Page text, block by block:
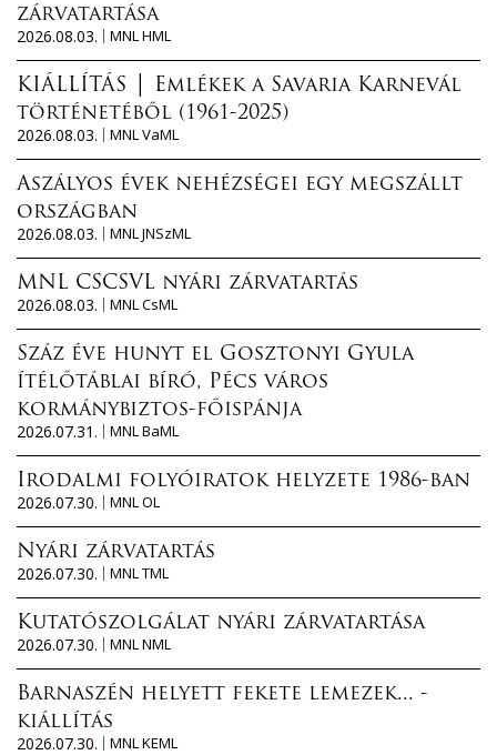
zárvatartása
2026.08.03.
MNL HML
KIÁLLÍTÁS │ Emlékek a Savaria Karnevál
történetéből (1961-2025)
2026.08.03.
MNL VaML
Aszályos évek nehézségei egy megszállt
országban
2026.08.03.
MNL JNSzML
MNL CSCSVL nyári zárvatartás
2026.08.03.
MNL CsML
Száz éve hunyt el Gosztonyi Gyula
ítélőtáblai bíró, Pécs város
kormánybiztos-főispánja
2026.07.31.
MNL BaML
Irodalmi folyóiratok helyzete 1986-ban
2026.07.30.
MNL OL
Nyári zárvatartás
2026.07.30.
MNL TML
Kutatószolgálat nyári zárvatartása
2026.07.30.
MNL NML
Barnaszén helyett fekete lemezek... -
kiállítás
2026.07.30.
MNL KEML